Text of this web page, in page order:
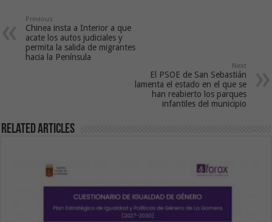
Previous
Chinea insta a Interior a que
acate los autos judiciales y
permita la salida de migrantes
hacia la Península
Next
El PSOE de San Sebastián
lamenta el estado en el que se
han reabierto los parques
infantiles del municipio
Related Articles